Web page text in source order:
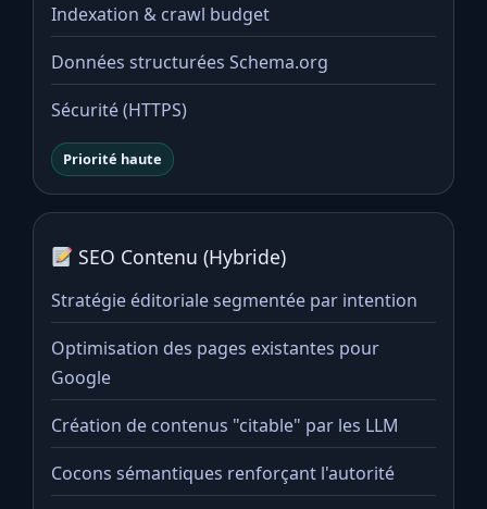
Indexation & crawl budget
Données structurées Schema.org
Sécurité (HTTPS)
Priorité haute
SEO Contenu (Hybride)
Stratégie éditoriale segmentée par intention
Optimisation des pages existantes pour
Google
Création de contenus "citable" par les LLM
Cocons sémantiques renforçant l'autorité